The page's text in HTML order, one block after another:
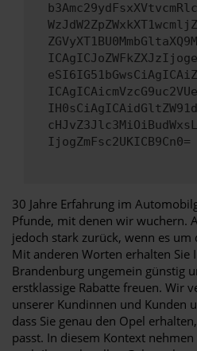
IjogZmFsc2UKICB9Cn0=
30 Jahre Erfahrung im
Pfunde, mit denen wir wuchern.
jedoch stark zurück, wenn es um
Mit anderen Worten erhalten Sie
Brandenburg ungemein günstig
erstklassige Rabatte freuen. Wir
unserer Kundinnen und Kunden
dass Sie genau den Opel
passt. In diesem Kontext